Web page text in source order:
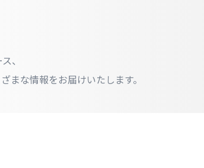
、
まな情報をお届けいたします。